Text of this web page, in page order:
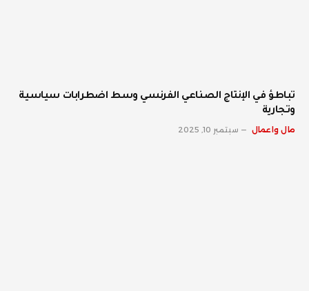
تباطؤ في الإنتاج الصناعي الفرنسي وسط اضطرابات سياسية
وتجارية
مال واعمال سبتمبر 10, 2025